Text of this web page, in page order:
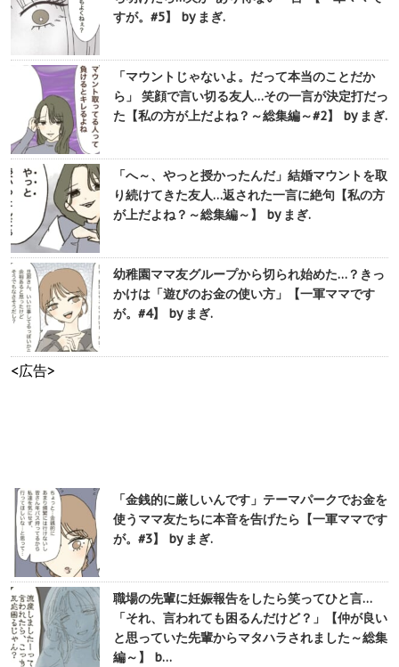
すが。#5】 by まぎ.
「マウントじゃないよ。だって本当のことだか
ら」 笑顔で言い切る友人…その一言が決定打だっ
た【私の方が上だよね？～総集編～#2】 by まぎ.
「へ～、やっと授かったんだ」結婚マウントを取
り続けてきた友人…返された一言に絶句【私の方
が上だよね？～総集編～】 by まぎ.
幼稚園ママ友グループから切られ始めた…？きっ
かけは「遊びのお金の使い方」【一軍ママです
が。#4】 by まぎ.
<広告>
「金銭的に厳しいんです」テーマパークでお金を
使うママ友たちに本音を告げたら【一軍ママです
が。#3】 by まぎ.
職場の先輩に妊娠報告をしたら笑ってひと言…
「それ、言われても困るんだけど？」【仲が良い
と思っていた先輩からマタハラされました～総集
編～】 b…